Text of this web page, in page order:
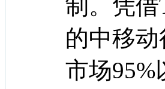
制。凭
的中移
市场95%